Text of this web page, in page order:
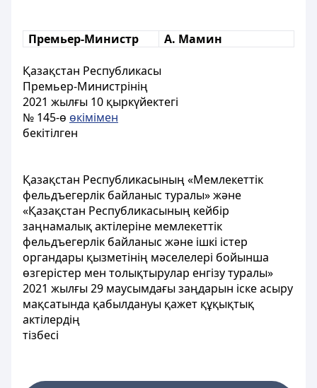
Премьер-Министр А. Мамин
Қазақстан Республикасы
Премьер-Министрінің
2021 жылғы 10 қыркүйектегі
№ 145-ө өкімімен
бекітілген
Қазақстан Республикасының «Мемлекеттік
фельдъегерлік байланыс туралы» және
«Қазақстан Республикасының кейбір
заңнамалық актілеріне мемлекеттік
фельдъегерлік байланыс және ішкі істер
органдары қызметінің мәселелері бойынша
өзгерістер мен толықтырулар енгізу туралы»
2021 жылғы 29 маусымдағы заңдарын іске асыру
мақсатында қабылдануы қажет құқықтық
актілердің
тізбесі